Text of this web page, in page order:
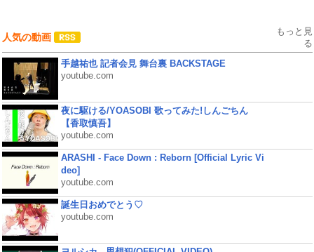
人気の動画
もっと見
る
手越祐也 記者会見 舞台裏 BACKSTAGE
youtube.com
夜に駆ける/YOASOBI 歌ってみた!しんごちん
【香取慎吾】
youtube.com
ARASHI - Face Down : Reborn [Official Lyric Vi
deo]
youtube.com
誕生日おめでとう♡
youtube.com